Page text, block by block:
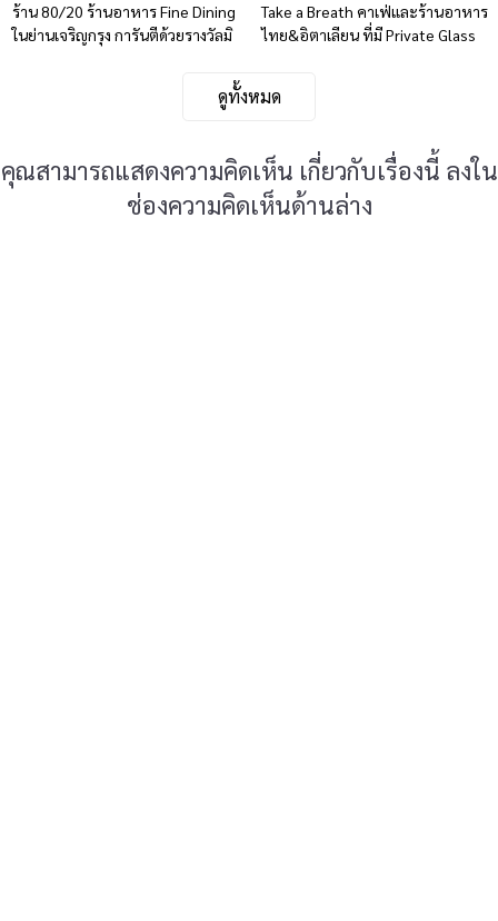
ร้าน 80/20 ร้านอาหาร Fine Dining
ในย่านเจริญกรุง การันตีด้วยรางวัลมิ
Take a Breath คาเฟ่และร้านอาหาร
ไทย&อิตาเลียน ที่มี Private Glass
ดูทั้งหมด
คุณสามารถแสดงความคิดเห็น เกี่ยวกับเรื่องนี้ ลงใน
ช่องความคิดเห็นด้านล่าง